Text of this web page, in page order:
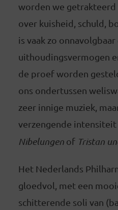
worden we
over kuisheid, schuld,
is vaak zo
uithoudingsvermogen
de proef worden
ons ondertussen
zeer innige muziek,
verzengende intensiteit
Nibelungenof Tristan
Het Nederlands
gloedvol, met een
schitterende soli van